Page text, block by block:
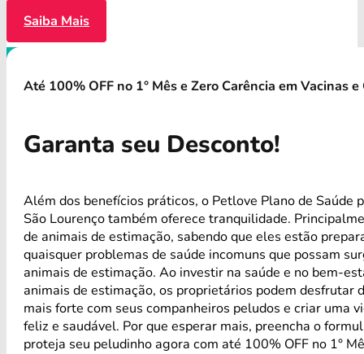
Saiba Mais
Até 100% OFF no 1° Mês e Zero Carência em Vacinas
Garanta seu Desconto!
Além dos benefícios práticos, o Petlove Plano de Saúde
São Lourenço também oferece tranquilidade.
de animais de estimação, sabendo que eles estão
quaisquer problemas de saúde incomuns que possam
animais de estimação. Ao investir na saúde e no bem-
animais de estimação, os proprietários podem desfrutar
mais forte com seus companheiros peludos e criar uma
feliz e saudável. Por que esperar mais, preencha o
proteja seu peludinho agora com até 100% OFF no 1°